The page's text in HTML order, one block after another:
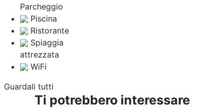
Parcheggio
Piscina
Ristorante
Spiaggia
attrezzata
WiFi
Guardali tutti
Ti potrebbero interessare